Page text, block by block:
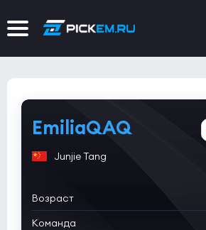
EmiliaQAQ
Junjie Tang
Возраст
Команда